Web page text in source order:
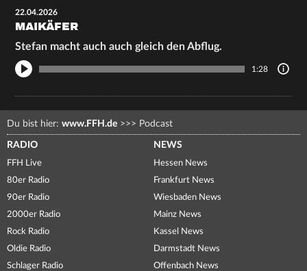
22.04.2026
MAIKÄFER
Stefan macht auch auch gleich den Abflug.
1:28
Du bist hier: www.FFH.de >>> Podcast
RADIO
FFH Live
80er Radio
90er Radio
2000er Radio
Rock Radio
Oldie Radio
Schlager Radio
NEWS
Hessen News
Frankfurt News
Wiesbaden News
Mainz News
Kassel News
Darmstadt News
Offenbach News